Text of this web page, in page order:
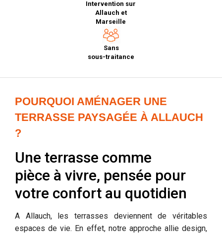
Intervention sur
Allauch et
Marseille
Sans
sous-traitance
POURQUOI AMÉNAGER UNE
TERRASSE PAYSAGÉE À ALLAUCH
?
Une terrasse comme
pièce à vivre, pensée pour
votre confort au quotidien
A Allauch, les terrasses deviennent de véritables
espaces de vie. En effet, notre approche allie design,